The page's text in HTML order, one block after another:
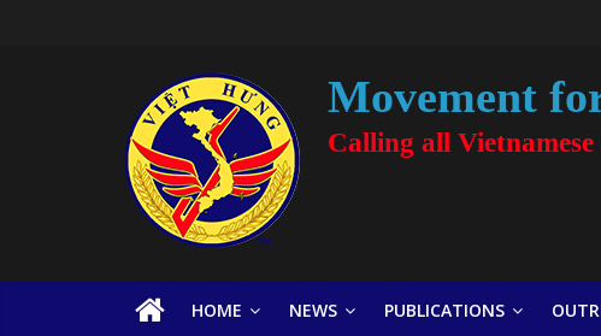
Movement
Calling all
HOME NEWS PUBLICATIONS